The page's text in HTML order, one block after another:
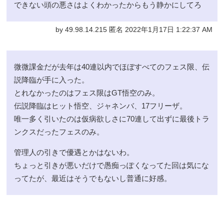
できない頭の悪さはよくわかったからもう静かにしてろ
by 49.98.14.215 匿名 2022年1月17日 1:22:37 AM
微微課金だが去年は40連以内でほぼすべてのフェス限、伝
説降臨が手に入った。
とれなかったのはフェス限はGT悟空のみ。
伝説降臨はヒット悟空、ジャネンバ、17フリーザ。
唯一多く引いたのは仮病欲しさに70連して出ずに最後トラ
ンクスだったフェスのみ。
管理人の引きで優遇とかはないわ。
ちょっと引きが悪いだけで愚痴っぽくなってた回は気にな
ってたが、最近はそうでもないし普通に好感。